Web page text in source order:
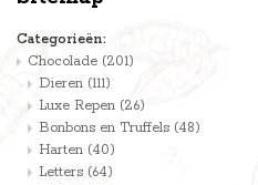
Categorieën:
Chocolade (201)
Dieren (111)
Luxe Repen (26)
Bonbons en Truffels (48)
Harten (40)
Letters (64)